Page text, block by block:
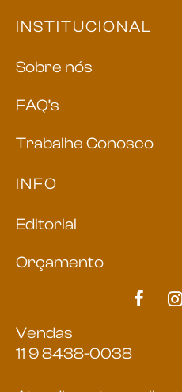
INSTITUCIONAL
Sobre nós
FAQ’s
Trabalhe Conosco
INFO
Editorial
Orçamento
Vendas
11 9 8438-0038